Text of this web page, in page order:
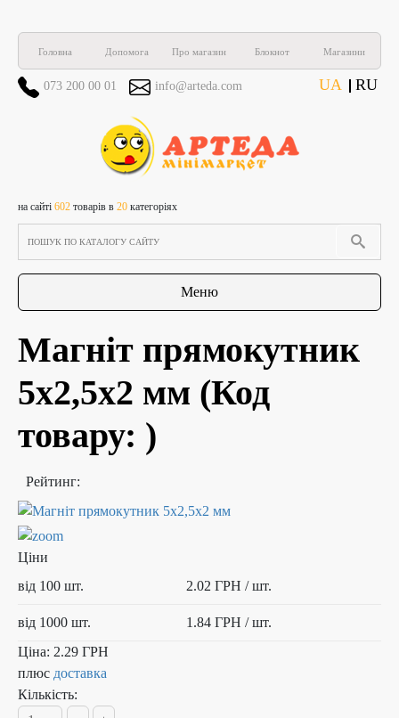
Головна Допомога Про магазин Блокнот Магазини
UA RU
073 200 00 01 info@arteda.com
на сайті 602 товарів в 20 категоріях
Меню
Магніт прямокутник
5х2,5х2 мм (Код
товару: )
Рейтинг:
Ціни
від 100 шт.
2.02 ГРН / шт.
від 1000 шт. 1.84 ГРН / шт.
Ціна: 2.29 ГРН
плюс доставка
Кількість: